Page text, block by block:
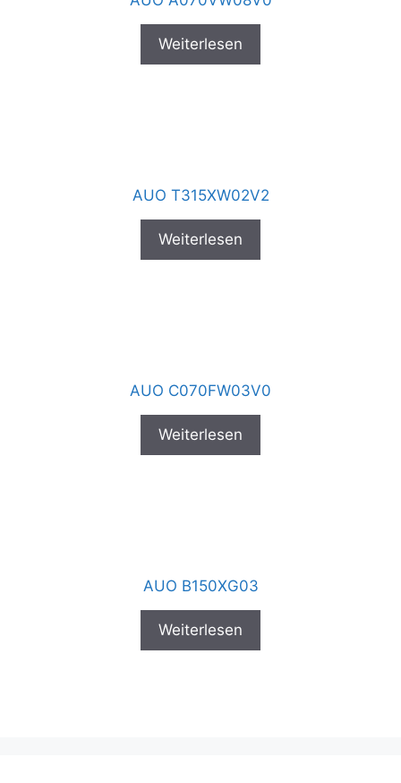
Weiterlesen
AUO T315XW02V2
Weiterlesen
AUO C070FW03V0
Weiterlesen
AUO B150XG03
Weiterlesen